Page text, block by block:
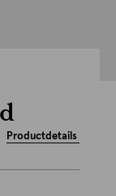
Productdetails